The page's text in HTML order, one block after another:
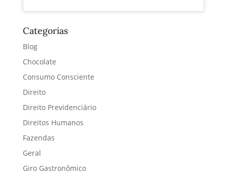
Categorias
Blog
Chocolate
Consumo Consciente
Direito
Direito Previdenciário
Direitos Humanos
Fazendas
Geral
Giro Gastronômico